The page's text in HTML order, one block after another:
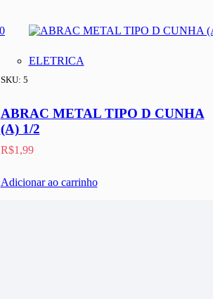
ELETRICA
SKU: 5
ABRAC METAL TIPO D CUNHA
(A) 1/2
R$1,99
Adicionar ao carrinho